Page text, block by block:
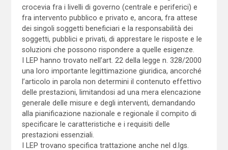
crocevia fra i livelli di governo (centrale e periferici) e
fra intervento pubblico e privato e, ancora, fra attese
dei singoli soggetti beneficiari e la responsabilità dei
soggetti, pubblici e privati, di apprestare le risposte e le
soluzioni che possono rispondere a quelle esigenze.
I LEP hanno trovato nell’art. 22 della legge n. 328/2000
una loro importante legittimazione giuridica, ancorché
l’articolo in parola non determini il contenuto effettivo
delle prestazioni, limitandosi ad una mera elencazione
generale delle misure e degli interventi, demandando
alla pianificazione nazionale e regionale il compito di
specificare le caratteristiche e i requisiti delle
prestazioni essenziali.
I LEP trovano specifica trattazione anche nel d.lgs.